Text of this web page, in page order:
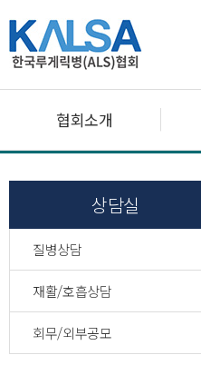
협회소개
상담실
질병상담
재활/호흡상담
회무/외부공모